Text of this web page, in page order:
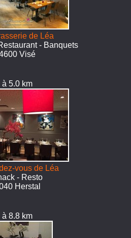
de Léa
- Banquets
Visé
à 5.0 km
vous de Léa
- Resto
Herstal
à 8.8 km